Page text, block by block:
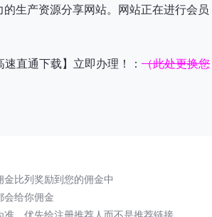
生产资源分享网站。网站正在进行会员
直通下载】立即办理！： （此处更换您
比列奖励到您的佣金中
会给你佣金
，优先给注册推荐人而不是推荐链接